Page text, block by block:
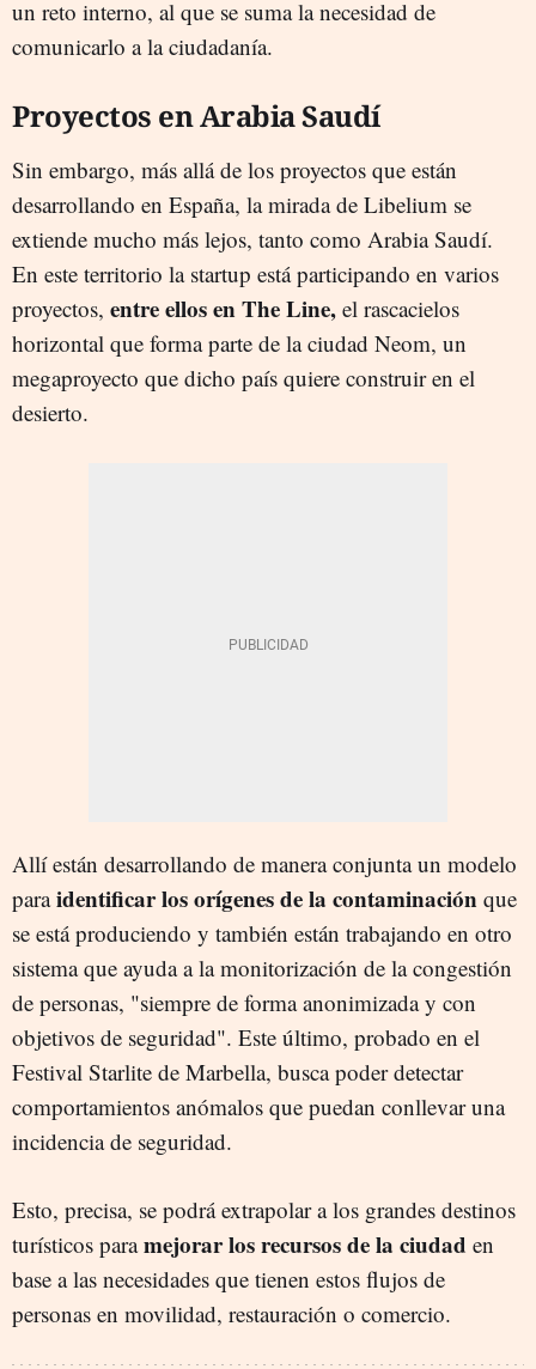
un reto interno, al que se suma la necesidad de
comunicarlo a la ciudadanía.
Proyectos en Arabia Saudí
Sin embargo, más allá de los proyectos que están
desarrollando en España, la mirada de Libelium se
extiende mucho más lejos, tanto como Arabia Saudí.
En este territorio la startup está participando en varios
proyectos, entre ellos en The Line, el rascacielos
horizontal que forma parte de la ciudad Neom, un
megaproyecto que dicho país quiere construir en el
desierto.
Allí están desarrollando de manera conjunta un modelo
paraidentificar los orígenes de la contaminación que
se está produciendo y también están trabajando en otro
sistema que ayuda a la monitorización de la congestión
de personas, "siempre de forma anonimizada y con
objetivos de seguridad". Este último, probado en el
Festival Starlite de Marbella, busca poder detectar
comportamientos anómalos que puedan conllevar una
incidencia de seguridad.
Esto, precisa, se podrá extrapolar a los grandes destinos
turísticos paramejorar los recursos de la ciudad en
base a las necesidades que tienen estos flujos de
personas en movilidad, restauración o comercio.